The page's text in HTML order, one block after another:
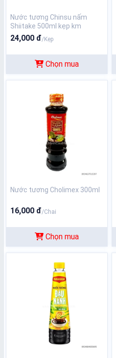
Nước tương Chinsu nấm
Shiitake 500ml kẹp km
24,000 đ/Kẹp
Chọn mua
Nước tương Cholimex 300ml
16,000 đ/Chai
Chọn mua